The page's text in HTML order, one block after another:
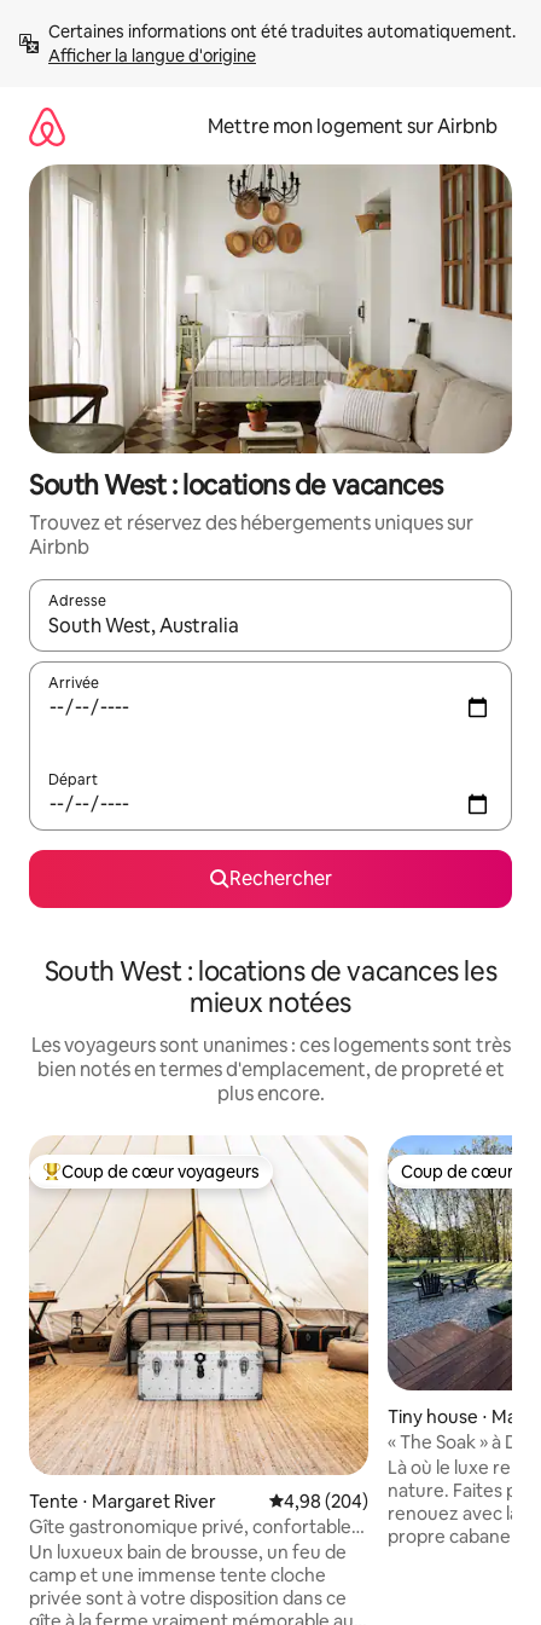
directement
Afficher la langue d'origine
Mettre mon logement sur Airbnb
South West : locations de vacances
Trouvez et réservez des hébergements uniques sur
Airbnb
Adresse
Lorsque les résultats s'affichent, utilisez les flèches vers le
Arrivée
Départ
Rechercher
South West : locations de vacances les
mieux notées
Les voyageurs sont unanimes : ces logements sont très
bien notés en termes d'emplacement, de propreté et
plus encore.
Coups de cœur voyageurs les plus appréciés
Coup de cœur voyageurs
Tente ⋅ Margaret River Évaluation moyenne sur la
4,98 (204)
Gîte gastronomique privé, confortable
et luxueux + feu de camp
Un luxueux bain de brousse, un feu de
camp et une immense tente cloche
privée sont à votre disposition dans ce
Coup de cœur
Coup de cœur
Tiny house ⋅
« The Soak » à
Là où le luxe
nature. Faites plaisir à vos sens et
renouez avec la
propre cabane